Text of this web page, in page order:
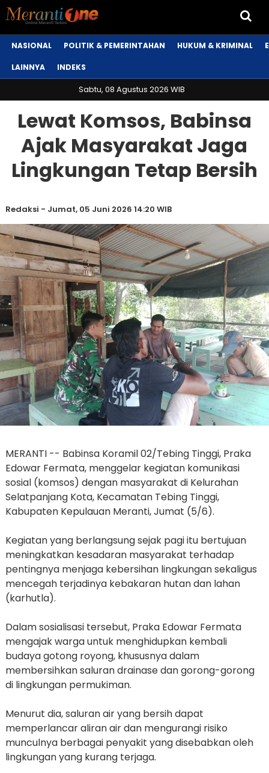
NASIONAL POLITIK & PEMERINTAHAN HUKUM & KRIMINAL
LAINNYA INDEKS
Sabtu, 08 Agustus 2026 WIB
Lewat Komsos, Babinsa
Ajak Masyarakat Jaga
Lingkungan Tetap Bersih
Redaksi - Jumat, 05 Juni 2026 14:20 WIB
MERANTI -- Babinsa Koramil 02/Tebing Tinggi, Praka
Edowar Fermata, menggelar kegiatan komunikasi
sosial (komsos) dengan masyarakat di Kelurahan
Selatpanjang Kota, Kecamatan Tebing Tinggi,
Kabupaten Kepulauan Meranti, Jumat (5/6).
Kegiatan yang berlangsung sejak pagi itu bertujuan
meningkatkan kesadaran masyarakat terhadap
pentingnya menjaga kebersihan lingkungan sekaligus
mencegah terjadinya kebakaran hutan dan lahan
(karhutla).
Dalam sosialisasi tersebut, Praka Edowar Fermata
mengajak warga untuk menghidupkan kembali
budaya gotong royong, khususnya dalam
membersihkan saluran drainase dan gorong-gorong
di lingkungan permukiman.
Menurut dia, saluran air yang bersih dapat
memperlancar aliran air dan mengurangi risiko
munculnya berbagai penyakit yang disebabkan oleh
lingkungan yang kurang terjaga.